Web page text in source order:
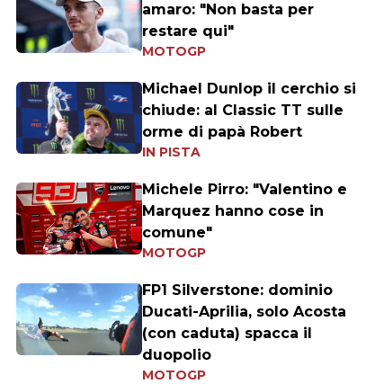
amaro: "Non basta per
restare qui"
MOTOGP
Michael Dunlop il cerchio si
chiude: al Classic TT sulle
orme di papà Robert
IN PISTA
Michele Pirro: "Valentino e
Marquez hanno cose in
comune"
MOTOGP
FP1 Silverstone: dominio
Ducati-Aprilia, solo Acosta
(con caduta) spacca il
duopolio
MOTOGP